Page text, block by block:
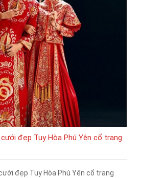
đẹp Tuy Hòa Phú Yên cổ trang
đẹp Tuy Hòa Phú Yên cổ trang